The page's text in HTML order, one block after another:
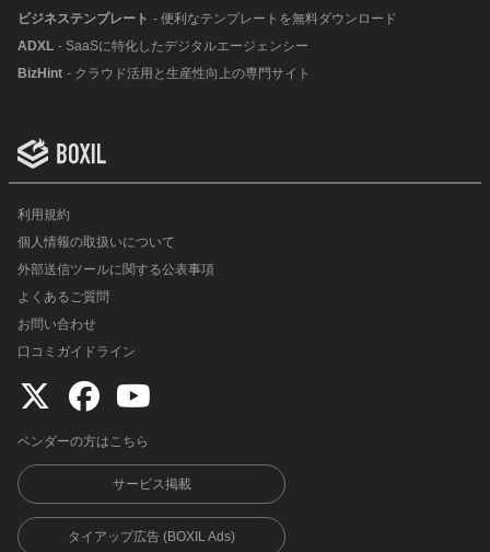
ビジネステンプレート - 便利なテンプレートを無料ダウンロード
ADXL - SaaSに特化したデジタルエージェンシー
BizHint - クラウド活用と生産性向上の専門サイト
利用規約
個人情報の取扱いについて
外部送信ツールに関する公表事項
よくあるご質問
お問い合わせ
口コミガイドライン
ベンダーの方はこちら
サービス掲載
タイアップ広告 (BOXIL Ads)